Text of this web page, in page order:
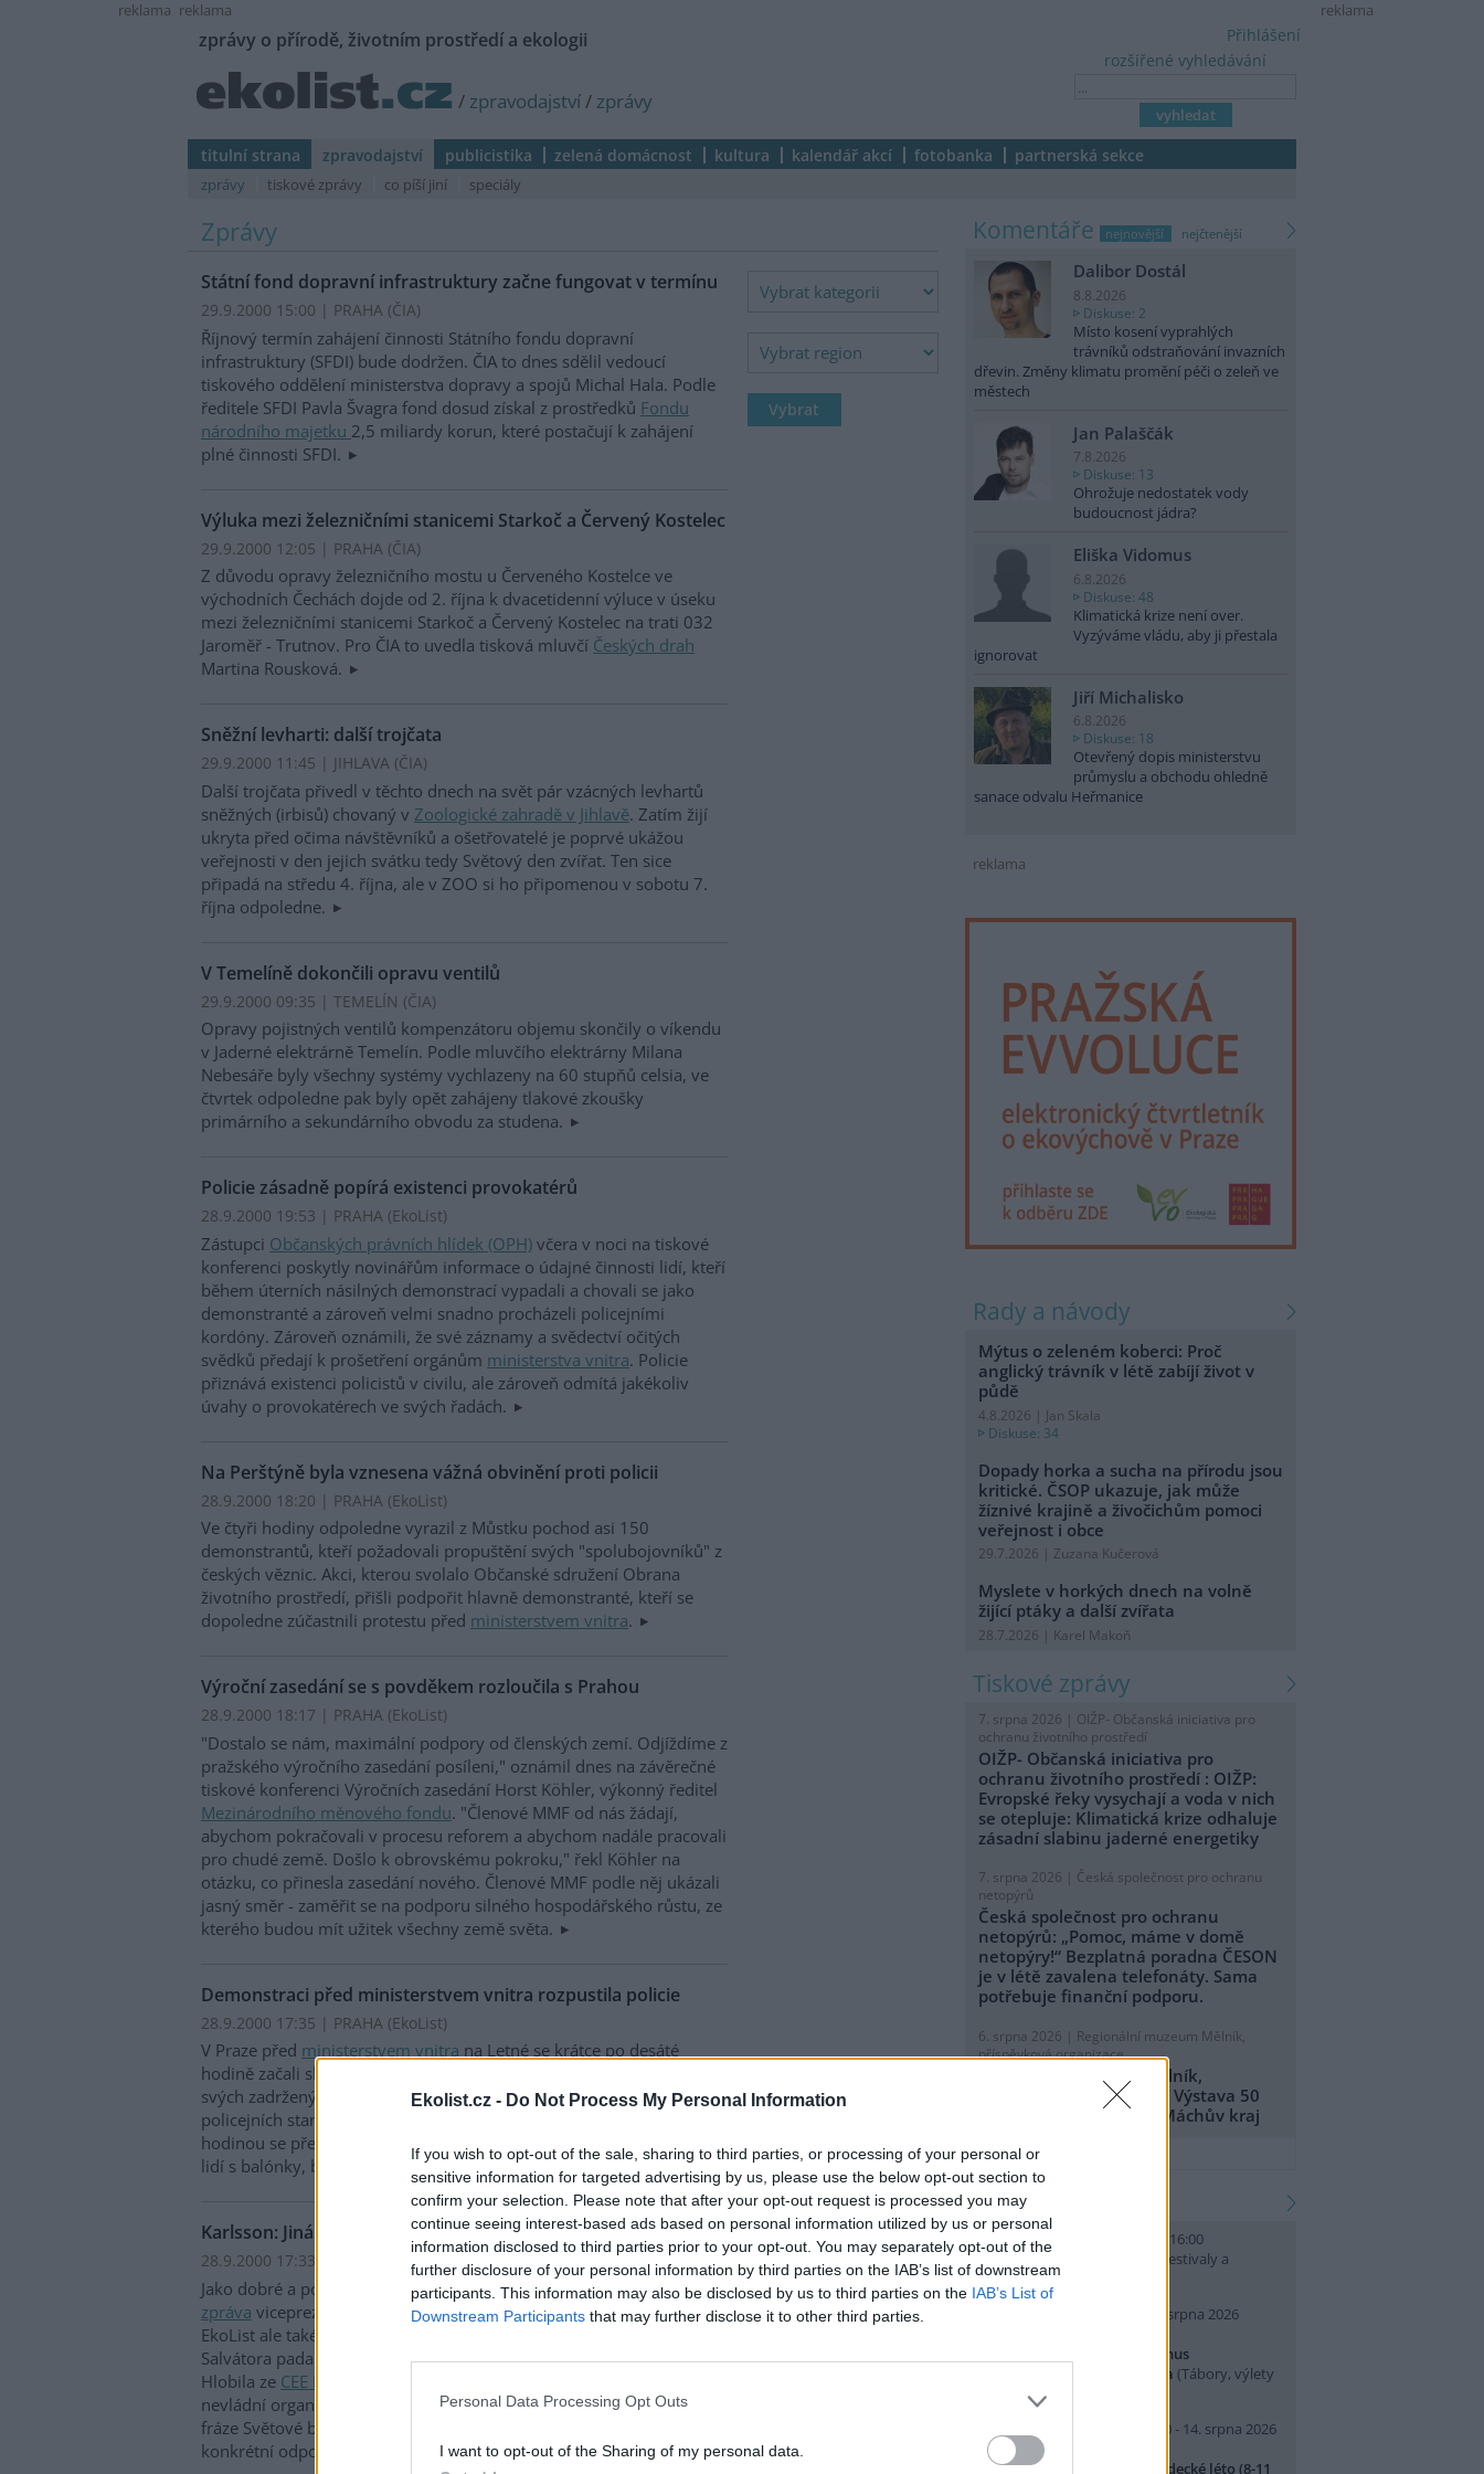
Ekolist.cz - Do Not Process My Personal Information
If you wish to opt-out of the sale, sharing to third parties, or processing of your personal or
sensitive information for targeted advertising by us, please use the below opt-out section to
confirm your selection. Please note that after your opt-out request is processed you may
continue seeing interest-based ads based on personal information utilized by us or personal
information disclosed to third parties prior to your opt-out. You may separately opt-out of the
further disclosure of your personal information by third parties on the IAB’s list of downstream
participants. This information may also be disclosed by us to third parties on the IAB’s List of
Downstream Participants that may further disclose it to other third parties.
Personal Data Processing Opt Outs
I want to opt-out of the Sharing of my personal data.
reklama
reklama reklama
zprávy o přírodě, životním prostředí a ekologii
/ zpravodajství/ zprávy
rozšířené vyhledávání
Přihlášení
titulní strana zpravodajství publicistika zelená domácnost kultura kalendář akcí fotobanka partnerská sekce
zprávy tiskové zprávy co píší jiní speciály
Zprávy
Státní fond dopravní infrastruktury začne fungovat v termínu
29.9.2000 15:00 | PRAHA (ČIA)
Říjnový termín zahájení činnosti Státního fondu dopravní
infrastruktury (SFDI) bude dodržen. ČIA to dnes sdělil vedoucí
tiskového oddělení ministerstva dopravy a spojů Michal Hala. Podle
ředitele SFDI Pavla Švagra fond dosud získal z prostředků Fondu
národního majetku 2,5 miliardy korun, které postačují k zahájení
plné činnosti SFDI.
Výluka mezi železničními stanicemi Starkoč a Červený Kostelec
29.9.2000 12:05 | PRAHA (ČIA)
Z důvodu opravy železničního mostu u Červeného Kostelce ve
východních Čechách dojde od 2. října k dvacetidenní výluce v úseku
mezi železničními stanicemi Starkoč a Červený Kostelec na trati 032
Jaroměř - Trutnov. Pro ČIA to uvedla tisková mluvčí Českých drah
Martina Rousková.
Sněžní levharti: další trojčata
29.9.2000 11:45 | JIHLAVA (ČIA)
Další trojčata přivedl v těchto dnech na svět pár vzácných levhartů
sněžných (irbisů) chovaný v Zoologické zahradě v Jihlavě. Zatím žijí
ukryta před očima návštěvníků a ošetřovatelé je poprvé ukážou
veřejnosti v den jejich svátku tedy Světový den zvířat. Ten sice
připadá na středu 4. října, ale v ZOO si ho připomenou v sobotu 7.
října odpoledne.
V Temelíně dokončili opravu ventilů
29.9.2000 09:35 | TEMELÍN (ČIA)
Opravy pojistných ventilů kompenzátoru objemu skončily o víkendu
v Jaderné elektrárně Temelín. Podle mluvčího elektrárny Milana
Nebesáře byly všechny systémy vychlazeny na 60 stupňů celsia, ve
čtvrtek odpoledne pak byly opět zahájeny tlakové zkoušky
primárního a sekundárního obvodu za studena.
Policie zásadně popírá existenci provokatérů
28.9.2000 19:53 | PRAHA (EkoList)
Zástupci Občanských právních hlídek (OPH) včera v noci na tiskové
konferenci poskytly novinářům informace o údajné činnosti lidí, kteří
během úterních násilných demonstrací vypadali a chovali se jako
demonstranté a zároveň velmi snadno procházeli policejními
kordóny. Zároveň oznámili, že své záznamy a svědectví očitých
svědků předají k prošetření orgánům ministerstva vnitra. Policie
přiznává existenci policistů v civilu, ale zároveň odmítá jakékoliv
úvahy o provokatérech ve svých řadách.
Na Perštýně byla vznesena vážná obvinění proti policii
28.9.2000 18:20 | PRAHA (EkoList)
Ve čtyři hodiny odpoledne vyrazil z Můstku pochod asi 150
demonstrantů, kteří požadovali propuštění svých "spolubojovníků" z
českých věznic. Akci, kterou svolalo Občanské sdružení Obrana
životního prostředí, přišli podpořit hlavně demonstranté, kteří se
dopoledne zúčastnili protestu před ministerstvem vnitra.
Výroční zasedání se s povděkem rozloučila s Prahou
28.9.2000 18:17 | PRAHA (EkoList)
"Dostalo se nám, maximální podpory od členských zemí. Odjíždíme z
pražského výročního zasedání posíleni," oznámil dnes na závěrečné
tiskové konferenci Výročních zasedání Horst Köhler, výkonný ředitel
Mezinárodního měnového fondu. "Členové MMF od nás žádají,
abychom pokračovali v procesu reforem a abychom nadále pracovali
pro chudé země. Došlo k obrovskému pokroku," řekl Köhler na
otázku, co přinesla zasedání nového. Členové MMF podle něj ukázali
jasný směr - zaměřit se na podporu silného hospodářského růstu, ze
kterého budou mít užitek všechny země světa.
Demonstraci před ministerstvem vnitra rozpustila policie
28.9.2000 17:35 | PRAHA (EkoList)
V Praze před ministerstvem vnitra na Letné se krátce po desáté
hodině začali shromažďovat demonstranti požadující propuštění
svých zadržených kamarádů a vyšetření údajných excesů na
policejních stanicích a údajné policejní brutality. Před jedenáctou
hodinou se před vchodem do ministerstva shromáždilo asi dvě stě
lidí s balónky, bubínky a jinými hudebními nástroji.
Karlsson: Jiná zpráva byla zajímavá a konstruktivní
28.9.2000 17:33 | PRAHA (EkoList)
Jako dobré a pozitivní označil své dojmy z alternativního fóraJiná
zpráva viceprezident Světové bankyMats Karlsson. Exkluzivně pro
EkoList ale také přiznal, že během závěrečné diskuse v kostele sv.
Salvátora padala silná slova. Na druhou stranu odmítl tvrzení Petra
Hlobila ze CEE Bankwatch Network
nevládní organizace si v panelové diskusi nenechaly líbit obecné
fráze Světové banky i
konkrétní odpovědi.
komentáře nejnovější nejčtenější
Dalibor Dostál
8.8.2026
Diskuse: 2
Místo kosení vyprahlých
trávníků odstraňování invazních
dřevin. Změny klimatu promění péči o zeleň ve
městech
Jan Palaščák
7.8.2026
Diskuse: 13
Ohrožuje nedostatek vody
budoucnost jádra?
Eliška Vidomus
6.8.2026
Diskuse: 48
Klimatická krize není over.
Vyzýváme vládu, aby ji přestala
ignorovat
Jiří Michalisko
6.8.2026
Diskuse: 18
Otevřený dopis ministerstvu
průmyslu a obchodu ohledně
sanace odvalu Heřmanice
reklama
rady a návody
Mýtus o zeleném koberci: Proč
anglický trávník v létě zabíjí život v
půdě
4.8.2026 | Jan Skala
Diskuse: 34
Dopady horka a sucha na přírodu jsou
kritické. ČSOP ukazuje, jak může
žíznivé krajině a živočichům pomoci
veřejnost i obce
29.7.2026 | Zuzana Kučerová
Myslete v horkých dnech na volně
žijící ptáky a další zvířata
28.7.2026 | Karel Makoň
tiskové zprávy
7. srpna 2026 | OIŽP- Občanská iniciativa pro
ochranu životního prostředí
OIŽP- Občanská iniciativa pro
ochranu životního prostředí : OIŽP:
Evropské řeky vysychají a voda v nich
se otepluje: Klimatická krize odhaluje
zásadní slabinu jaderné energetiky
7. srpna 2026 | Česká společnost pro ochranu
netopýrů
Česká společnost pro ochranu
netopýrů: „Pomoc, máme v domě
netopýry!“ Bezplatná poradna ČESON
je v létě zavalena telefonáty. Sama
potřebuje finanční podporu.
6. srpna 2026 | Regionální muzeum Mělník,
příspěvková organizace
Regionální muzeum Mělník,
příspěvková organizace: Výstava 50
let CHKO Kokořínsko - Máchův kraj
přidat tiskovou zprávu
kalendář akcí
9. srpna 2026 (neděle) 10:00 - 16:00
(Festivaly a
slavnosti, Praha 7 )
10. srpna 2026 (pondělí) - 14. srpna 2026
Hrajeme si v Pralese - 2. turnus
příměstského letního tábora (Tábory, výlety
a pobytové akce, Praha 19 )
10. srpna 2026 (pondělí) 07:30 - 14. srpna 2026
(pátek) 16:30
Příměstský tábor Přírodovědecké léto (8-11